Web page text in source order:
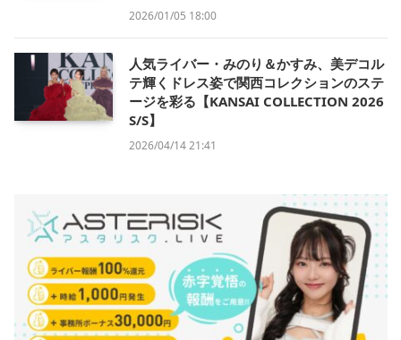
2026/01/05 18:00
人気ライバー・みのり＆かすみ、美デコル
テ輝くドレス姿で関西コレクションのステ
ージを彩る【KANSAI COLLECTION 2026
S/S】
2026/04/14 21:41